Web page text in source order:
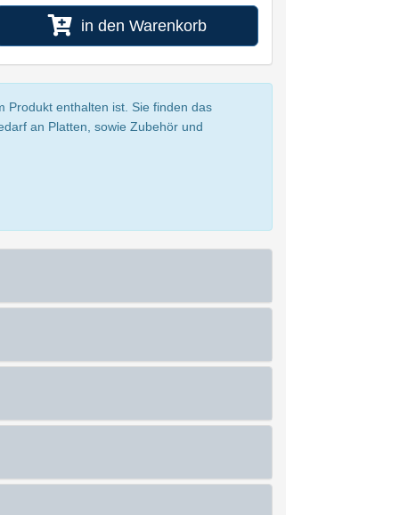
in den Warenkorb
Produkt enthalten ist. Sie finden das
an Platten, sowie Zubehör und